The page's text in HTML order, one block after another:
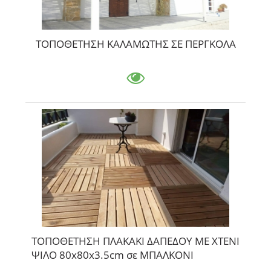
ΤΟΠΟΘΕΤΗΣΗ ΚΑΛΑΜΩΤΗΣ ΣΕ ΠΕΡΓΚΟΛΑ
ΤΟΠΟΘΕΤΗΣΗ ΠΛΑΚΑΚΙ ΔΑΠΕΔΟΥ ΜΕ ΧΤΕΝΙ
ΨΙΛΟ 80x80x3.5cm σε ΜΠΑΛΚΟΝΙ